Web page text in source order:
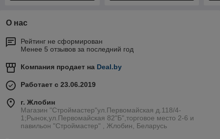
О нас
Рейтинг не сформирован
Менее 5 отзывов за последний год
Компания продает на Deal.by
Работает с 23.06.2019
г. Жлобин
Магазин "Строймастер"ул.Первомайская д.118/4-
1;Рынок,ул.Первомайская 82"Б",торговое место 2-6 и
павильон "Строймастер" , Жлобин, Беларусь